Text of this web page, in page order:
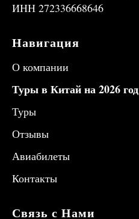
ИНН 272336668646
Навигация
О компании
Туры в Китай на 2026 год
Туры
Отзывы
Авиабилеты
Контакты
Связь с Нами